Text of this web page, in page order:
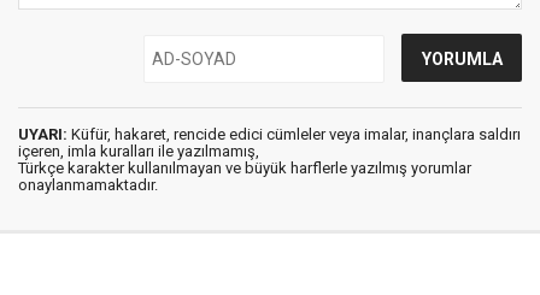
UYARI: Küfür, hakaret, rencide edici cümleler veya imalar, inançlara saldırı
içeren, imla kuralları ile yazılmamış,
Türkçe karakter kullanılmayan ve büyük harflerle yazılmış yorumlar
onaylanmamaktadır.